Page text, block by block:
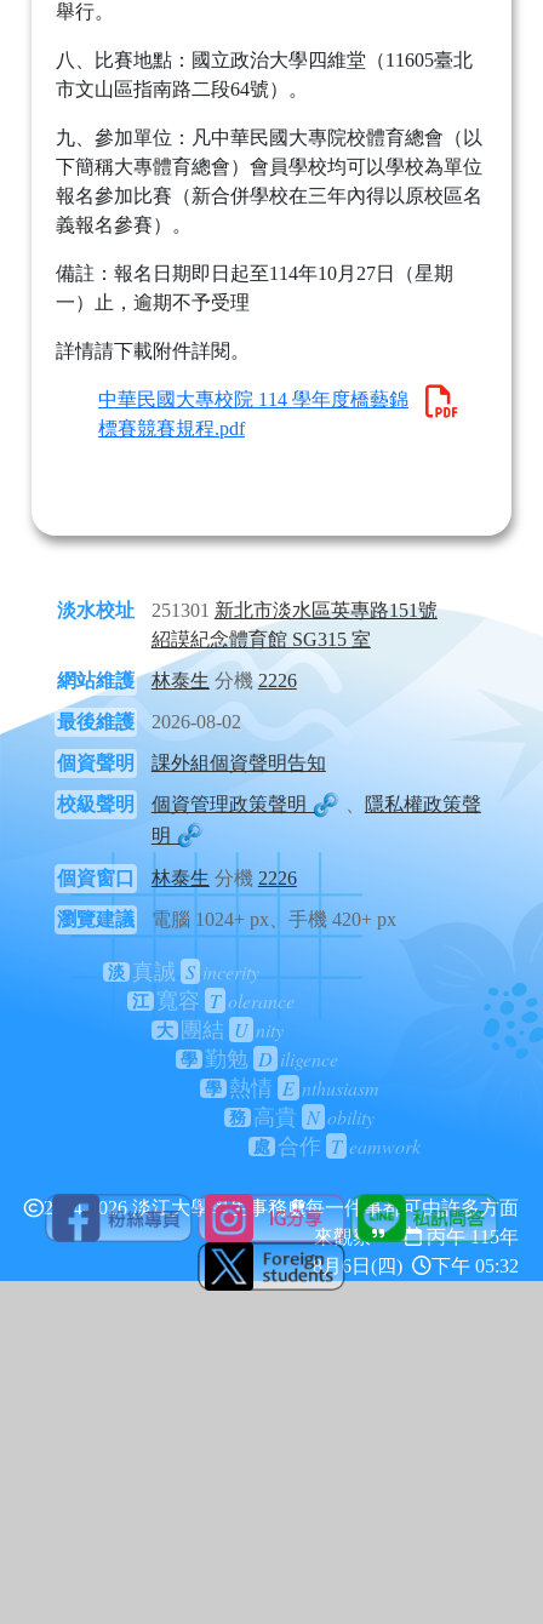
舉行。
八、比賽地點：國立政治大學四維堂（11605臺北
市文山區指南路二段64號）。
九、參加單位：凡中華民國大專院校體育總會（以
下簡稱大專體育總會）會員學校均可以學校為單位
報名參加比賽（新合併學校在三年內得以原校區名
義報名參賽）。
備註：報名日期即日起至114年10月27日（星期
一）止，逾期不予受理
詳情請下載附件詳閱。
中華民國大專校院 114 學年度橋藝錦
標賽競賽規程.pdf
淡水校址 251301 新北市淡水區英專路151號
紹謨紀念體育館 SG315 室
網站維護
林泰生 分機 2226
最後維護
2026-08-02
個資聲明
課外組個資聲明告知
校級聲明
個資管理政策聲明 、
隱私權政策聲
明
個資窗口 林泰生 分機 2226
瀏覽建議
電腦 1024+ px、手機 420+ px
淡 真誠 S incerity
江 寬容 T olerance
大 團結 U nity
學 勤勉 D iligence
學 熱情 E nthusiasm
務 高貴 N obility
處 合作 T eamwork
2024-2026 淡江大學學生事務處每一件事都可由許多方面
來觀察
丙午 115年
8月6日(四)
下午 05:32